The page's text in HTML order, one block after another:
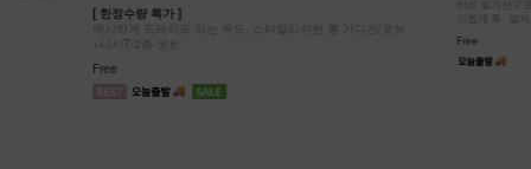
캐주얼 노카라 라운드넥 디자인!
허리 절개선으로 부해 보임 없이 슬림한 실루엣!
가볍게 툭- 걸쳐도 룩에 포인트!
Free
Free